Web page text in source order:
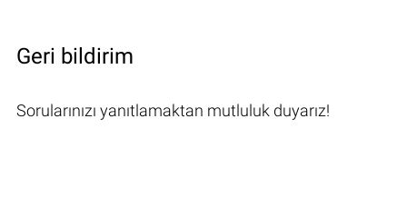
Geri bildirim
Sorularınızı yanıtlamaktan mutluluk duyarız!